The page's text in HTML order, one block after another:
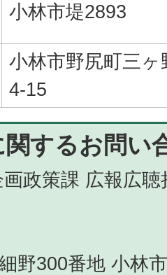
小林市堤2893
小林市野尻町三ヶ
4-15
関するお問い
政策課 広報広聴
野300番地 小林